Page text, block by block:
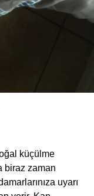
küçülme
biraz zaman
uyarı